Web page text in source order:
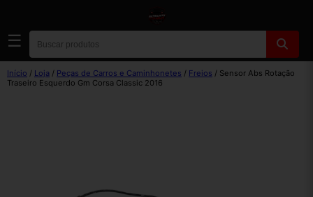
☰
Início / Loja / Peças de Carros e Caminhonetes / Freios / Sensor Abs Rotação
Traseiro Esquerdo Gm Corsa Classic 2016